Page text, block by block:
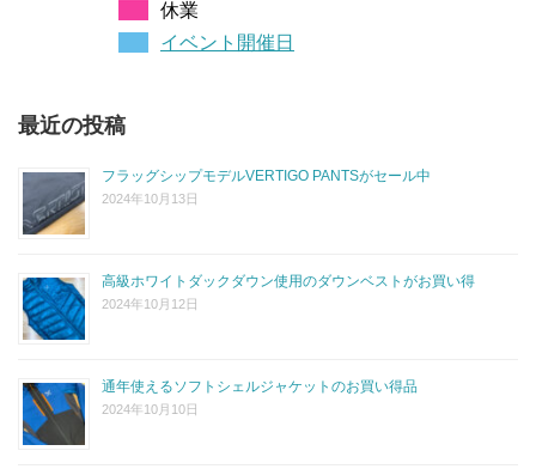
休業
イベント開催日
最近の投稿
フラッグシップモデルVERTIGO PANTSがセール中
2024年10月13日
高級ホワイトダックダウン使用のダウンベストがお買い得
2024年10月12日
通年使えるソフトシェルジャケットのお買い得品
2024年10月10日